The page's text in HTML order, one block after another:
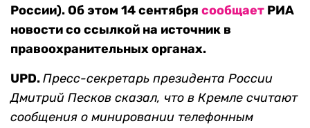
России). Об этом 14 сентября сообщает РИА
новости со ссылкой на источник в
правоохранительных органах.
UPD.Пресс-секретарь президента России
Дмитрий Песков сказал, что в Кремле считают
сообщения о минировании телефонным